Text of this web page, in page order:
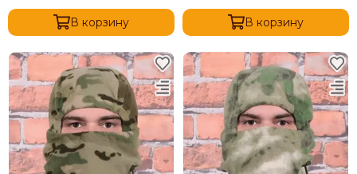
В корзину В корзину